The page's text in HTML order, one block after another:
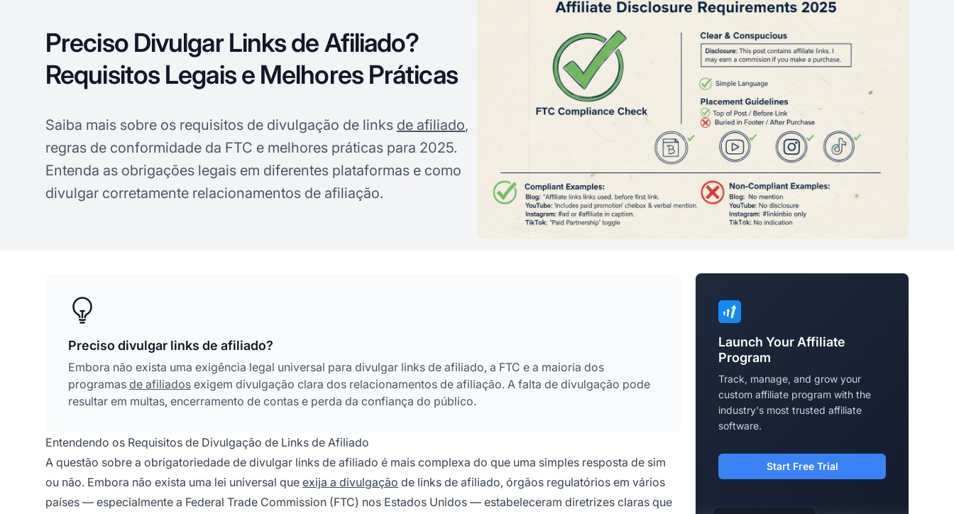
Preciso Divulgar Links de Afiliado?
Requisitos Legais e Melhores Práticas
Saiba mais sobre os requisitos de divulgação de links de afiliado,
regras de conformidade da FTC e melhores práticas para 2025.
Entenda as obrigações legais em diferentes plataformas e como
divulgar corretamente relacionamentos de afiliação.
Preciso divulgar links de afiliado?
Embora não exista uma exigência legal universal para divulgar links de afiliado, a FTC e a maioria dos
programas de afiliados exigem divulgação clara dos relacionamentos de afiliação. A falta de divulgação pode
resultar em multas, encerramento de contas e perda da confiança do público.
Entendendo os Requisitos de Divulgação de Links de Afiliado
A questão sobre a obrigatoriedade de divulgar links de afiliado é mais complexa do que uma simples resposta de sim
ou não. Embora não exista uma lei universal que exija a divulgação de links de afiliado, órgãos regulatórios em vários
países — especialmente a Federal Trade Commission (FTC) nos Estados Unidos — estabeleceram diretrizes claras que
Launch Your Affiliate
Program
Track, manage, and grow your
custom affiliate program with the
industry's most trusted affiliate
software.
Start Free Trial